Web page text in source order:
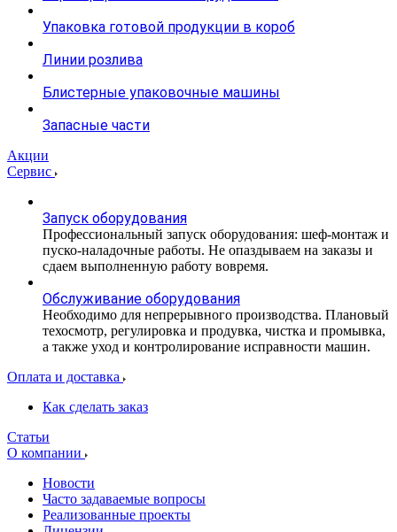
Упаковка готовой продукции в короб
Линии розлива
Блистерные упаковочные машины
Запасные части
Акции
Сервис
Запуск оборудования
Профессиональный запуск оборудования: шеф-монтаж и
пуско-наладочные работы. Не опаздываем на заказы и
сдаем выполненную работу вовремя.
Обслуживание оборудования
Необходимо для непрерывного производства. Плановый
техосмотр, регулировка и продувка, чистка и промывка,
а также уход и контролирование исправности машин.
Оплата и доставка
Как сделать заказ
Статьи
О компании
Новости
Часто задаваемые вопросы
Реализованные проекты